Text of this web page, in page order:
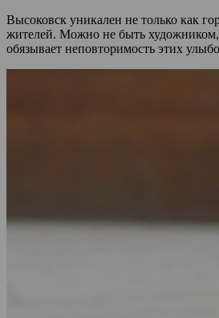
Высоковск уникален не только как
жителей. Можно не быть
обязывает неповторимость этих